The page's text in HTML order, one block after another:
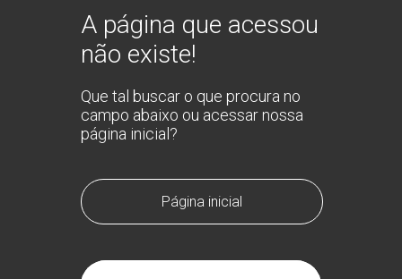
A página que acessou
não existe!
Que tal buscar o que procura no
campo abaixo ou acessar nossa
página inicial?
Página inicial